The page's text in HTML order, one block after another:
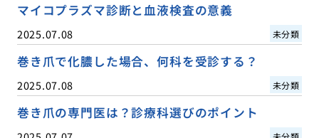
マイコプラズマ診断と血液検査の意義
2025.07.08 未分類
巻き爪で化膿した場合、何科を受診する？
2025.07.08 未分類
巻き爪の専門医は？診療科選びのポイント